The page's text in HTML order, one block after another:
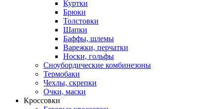
Куртки
Брюки
Толстовки
Шапки
Баффы, шлемы
Варежки, перчатки
Носки, гольфы
Сноубордические комбинезоны
Термобаки
Чехлы, скрепки
Очки, маски
Кроссовки